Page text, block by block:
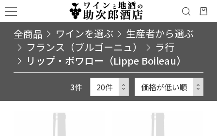
全商品 ワインを選ぶ
生産者から選ぶ
フランス（ブルゴーニュ）
ラ行
リップ・ボワロー（Lippe Boileau）
3件